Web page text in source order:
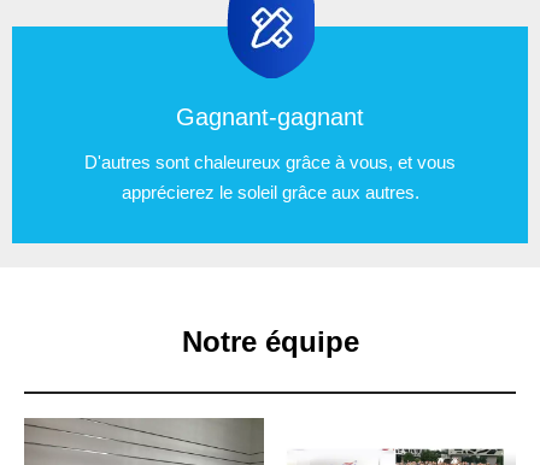
Gagnant-gagnant
D'autres sont chaleureux grâce à vous, et vous
apprécierez le soleil grâce aux autres.
Notre équipe